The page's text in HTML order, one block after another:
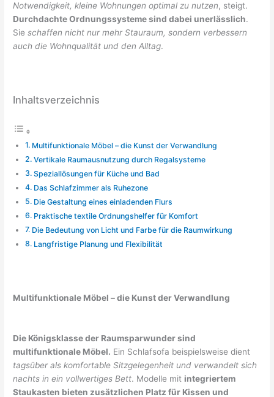
Notwendigkeit, kleine Wohnungen optimal zu nutzen, steigt.
Durchdachte Ordnungssysteme sind dabei unerlässlich.
Sieschaffen nicht nur mehr Stauraum, sondern verbessern
auch die Wohnqualität und den Alltag.
Inhaltsverzeichnis
Multifunktionale Möbel – die Kunst der Verwandlung
Vertikale Raumausnutzung durch Regalsysteme
Speziallösungen für Küche und Bad
Das Schlafzimmer als Ruhezone
Die Gestaltung eines einladenden Flurs
Praktische textile Ordnungshelfer für Komfort
Die Bedeutung von Licht und Farbe für die Raumwirkung
Langfristige Planung und Flexibilität
Multifunktionale Möbel – die Kunst der Verwandlung
Die Königsklasse der Raumsparwunder sind
multifunktionale Möbel. Ein Schlafsofa beispielsweise dient
tagsüber als komfortable Sitzgelegenheit und verwandelt sich
nachts in ein vollwertiges Bett. Modelle mit integriertem
Staukasten bieten zusätzlichen Platz für Kissen und